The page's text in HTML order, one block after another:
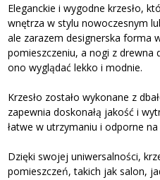
Eleganckie i wygodne krzesło,
wnętrza w stylu nowoczesnym
ale zarazem designerska forma
pomieszczeniu, a nogi z drewna
ono wyglądać lekko i modnie.
Krzesło zostało wykonane z
zapewnia doskonałą jakość i
łatwe w utrzymaniu i odporne na
Dzięki swojej uniwersalności,
pomieszczeń, takich jak salon,